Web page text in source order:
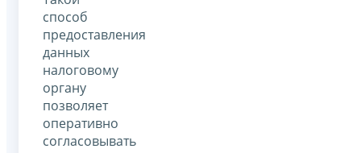
способ
предоставления
данных
налоговому
органу
позволяет
оперативно
согласовывать